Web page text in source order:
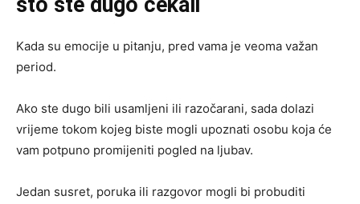
Kada su emocije u pitanju, pred vama je veoma važan
period.
Ako ste dugo bili usamljeni ili razočarani, sada dolazi
vrijeme tokom kojeg biste mogli upoznati osobu koja će
vam potpuno promijeniti pogled na ljubav.
Jedan susret, poruka ili razgovor mogli bi probuditi